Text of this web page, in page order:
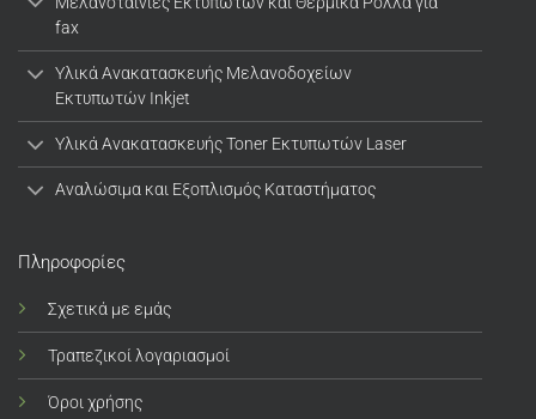
fax
Υλικά Ανακατασκευής Μελανοδοχείων
Εκτυπωτών Inkjet
Υλικά Ανακατασκευής Toner Εκτυπωτών Laser
Αναλώσιμα και Εξοπλισμός Καταστήματος
Πληροφορίες
Σχετικά με εμάς
Τραπεζικοί λογαριασμοί
Όροι χρήσης